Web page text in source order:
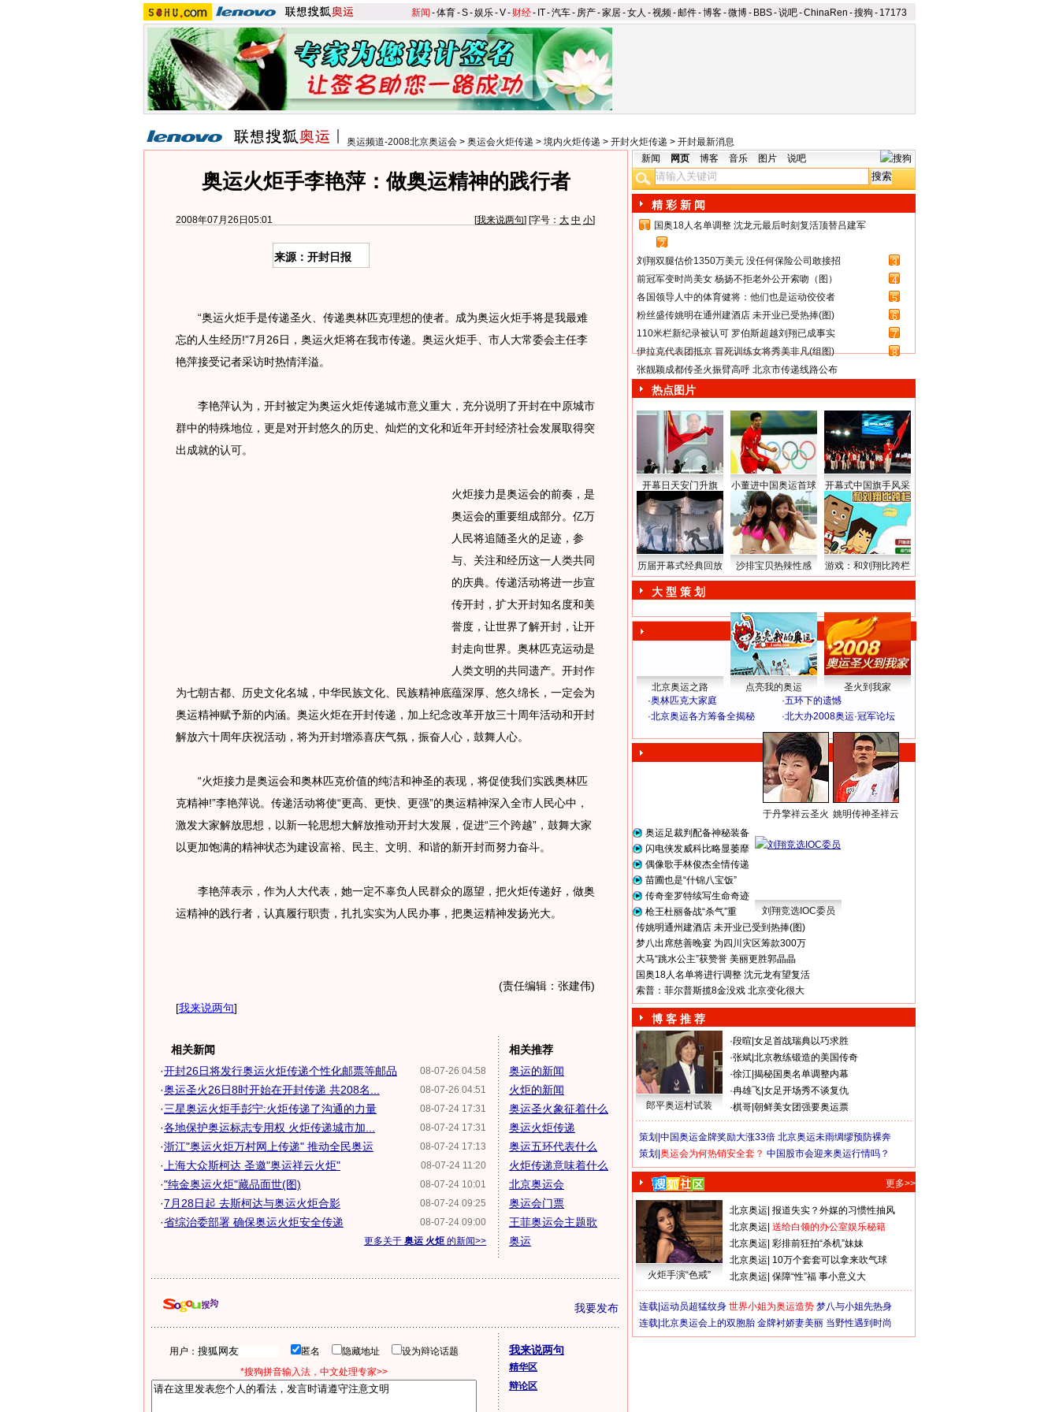
新闻 -体育-S-娱乐-V- 财经- IT-汽车- 房产-家居-女人 -视频-邮件-博客-微博- BBS-说吧-ChinaRen -搜狗 - 17173
奥运频道-2008北京奥运会 > 奥运会火炬传递 > 境内火炬传递 > 开封火炬传递 > 开封最新消息
奥运火炬手李艳萍：做奥运精神的践行者
2008年07月26日05:01 [我来说两句] [字号： 大 中 小]
来源：开封日报
“奥运火炬手是传递圣火、传递奥林匹克理想的使者。成为奥运火炬手将是我最难
忘的人生经历!”7月26日，奥运火炬将在我市传递。奥运火炬手、市人大常委会主任李
艳萍接受记者采访时热情洋溢。
李艳萍认为，开封被定为奥运火炬传递城市意义重大，充分说明了开封在中原城市
群中的特殊地位，更是对开封悠久的历史、灿烂的文化和近年开封经济社会发展取得突
出成就的认可。
火炬接力是奥运会的前奏，是
奥运会的重要组成部分。亿万
人民将追随圣火的足迹，参
与、关注和经历这一人类共同
的庆典。传递活动将进一步宣
传开封，扩大开封知名度和美
誉度，让世界了解开封，让开
封走向世界。奥林匹克运动是
人类文明的共同遗产。开封作
为七朝古都、历史文化名城，中华民族文化、民族精神底蕴深厚、悠久绵长，一定会为
奥运精神赋予新的内涵。奥运火炬在开封传递，加上纪念改革开放三十周年活动和开封
解放六十周年庆祝活动，将为开封增添喜庆气氛，振奋人心，鼓舞人心。
“火炬接力是奥运会和奥林匹克价值的纯洁和神圣的表现，将促使我们实践奥林匹
克精神!”李艳萍说。传递活动将使“更高、更快、更强”的奥运精神深入全市人民心中，
激发大家解放思想，以新一轮思想大解放推动开封大发展，促进“三个跨越”，鼓舞大家
以更加饱满的精神状态为建设富裕、民主、文明、和谐的新开封而努力奋斗。
李艳萍表示，作为人大代表，她一定不辜负人民群众的愿望，把火炬传递好，做奥
运精神的践行者，认真履行职责，扎扎实实为人民办事，把奥运精神发扬光大。
(责任编辑：张建伟)
[我来说两句]
相关新闻
08-07-26 04:58
·开封26日将发行奥运火炬传递个性化邮票等邮品
08-07-26 04:51
·奥运圣火26日8时开始在开封传递 共208名...
08-07-24 17:31
·三星奥运火炬手彭宁:火炬传递了沟通的力量
08-07-24 17:31
·各地保护奥运标志专用权 火炬传递城市加...
08-07-24 17:13
·浙江"奥运火炬万村网上传递" 推动全民奥运
08-07-24 11:20
· 上海大众斯柯达 圣邀"奥运祥云火炬"
08-07-24 10:01
·"纯金奥运火炬"藏品面世(图)
08-07-24 09:25
·7月28日起 去斯柯达与奥运火炬合影
08-07-24 09:00
·省综治委部署 确保奥运火炬安全传递
更多关于 奥运 火炬 的新闻>>
相关推荐
奥运的新闻
火炬的新闻
奥运圣火象征着什么
奥运火炬传递
奥运五环代表什么
火炬传递意味着什么
北京奥运会
奥运会门票
王菲奥运会主题歌
奥运
我要发布
用户： 匿名 隐藏地址
设为辩论话题
*搜狗拼音输入法，中文处理专家>>
我来说两句
精华区
辩论区
新闻 网页 博客 音乐 图片 说吧
精 彩 新 闻
1
国奥18人名单调整 沈龙元最后时刻复活顶替吕建军
2
刘翔双腿估价1350万美元 没任何保险公司敢接招
3
前冠军变时尚美女 杨扬不拒老外公开索吻（图）
4
各国领导人中的体育健将：他们也是运动佼佼者
5
粉丝盛传姚明在通州建酒店 未开业已受热捧(图)
6
110米栏新纪录被认可 罗伯斯超越刘翔已成事实
7
伊拉克代表团抵京 冒死训练女将秀美非凡(组图)
8
张靓颖成都传圣火振臂高呼 北京市传递线路公布
热点图片
开幕日天安门升旗 小董进中国奥运首球 开幕式中国旗手风采
历届开幕式经典回放 沙排宝贝热辣性感 游戏：和刘翔比跨栏
大 型 策 划
北京奥运之路 点亮我的奥运
圣火到我家
·奥林匹克大家庭 ·五环下的遗憾
·北京奥运各方筹备全揭秘 ·北大办2008奥运·冠军论坛
于丹擎祥云圣火 姚明传神圣祥云
奥运足裁判配备神秘装备
闪电侠发威科比略显萎靡
偶像歌手林俊杰全情传递
苗圃也是“什锦八宝饭”
传奇奎罗特续写生命奇迹
枪王杜丽备战“杀气”重
刘翔竞选IOC委员
传姚明通州建酒店 未开业已受到热捧(图)
梦八出席慈善晚宴 为四川灾区筹款300万
大马“跳水公主”获赞誉 美丽更胜郭晶晶
国奥18人名单将进行调整 沈元龙有望复活
索普：菲尔普斯揽8金没戏 北京变化很大
博 客 推 荐
郎平奥运村试装
·段暄 女足首战瑞典以巧求胜
·张斌 北京教练锻造的美国传奇
·徐江 揭秘国奥名单调整内幕
·冉雄飞 女足开场秀不谈复仇
·棋哥 朝鲜美女团强要奥运票
策划| 中国奥运金牌奖励大涨33倍 北京奥运未雨绸缪预防裸奔
策划| 奥运会为何热销安全套？ 中国股市会迎来奥运行情吗？
更多>>
火炬手演“色戒”
北京奥运 报道失实？外媒的习惯性抽风
北京奥运 送给白领的办公室娱乐秘籍
北京奥运 彩排前狂拍“杀机”妹妹
北京奥运 10万个套套可以拿来吹气球
北京奥运 保障“性”福 事小意义大
连载| 运动员超猛纹身 世界小姐为奥运造势 梦八与小姐先热身
连载| 北京奥运会上的双胞胎 金牌衬娇妻美丽 当野性遇到时尚